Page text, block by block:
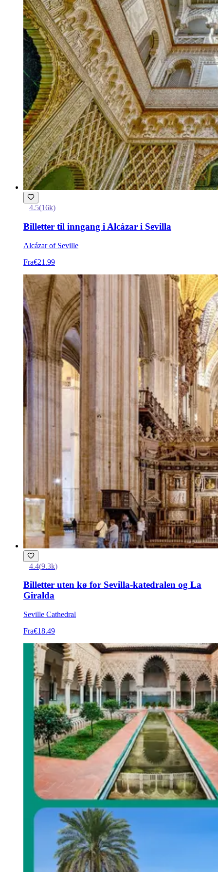
4.5(16k)
Billetter til inngang i Alcázar i Sevilla
Alcázar of Seville
Fra€21.99
4.4(9.3k)
Billetter uten kø for Sevilla-katedralen og La
Giralda
Seville Cathedral
Fra€18.49